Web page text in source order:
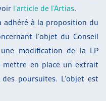
l’article de l’Artias.
adhéré à la proposition du
l’objet du Conseil
modification de la LP
mettre en place un extrait
poursuites. L’objet est